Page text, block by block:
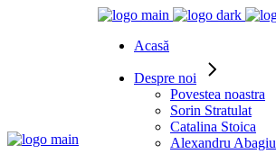
Acasă
Despre noi
Povestea noastra
Sorin Stratulat
Catalina Stoica
Alexandru Abagiu